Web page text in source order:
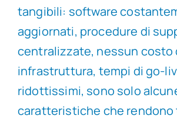
tangibili: software
aggiornati, procedure di
centralizzate, nessun costo
infrastruttura, tempi di go-
ridottissimi, sono solo
caratteristiche che rendono